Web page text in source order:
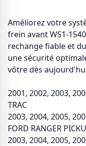
Améliorez votre
frein avant WS1-
rechange fiable et
une sécurité
vôtre dès
2001, 2002, 2003,
TRAC
2003, 2004, 2005,
FORD RANGER
2003, 2004, 2005,